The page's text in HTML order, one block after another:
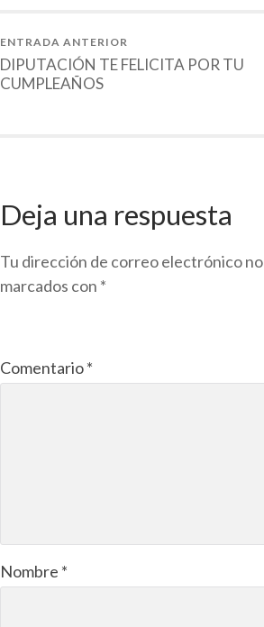
ENTRADA ANTERIOR
DIPUTACIÓN TE FELICITA POR TU
CUMPLEAÑOS
Deja una respuesta
Tu dirección de correo electrónico
marcados con *
Comentario*
Nombre *